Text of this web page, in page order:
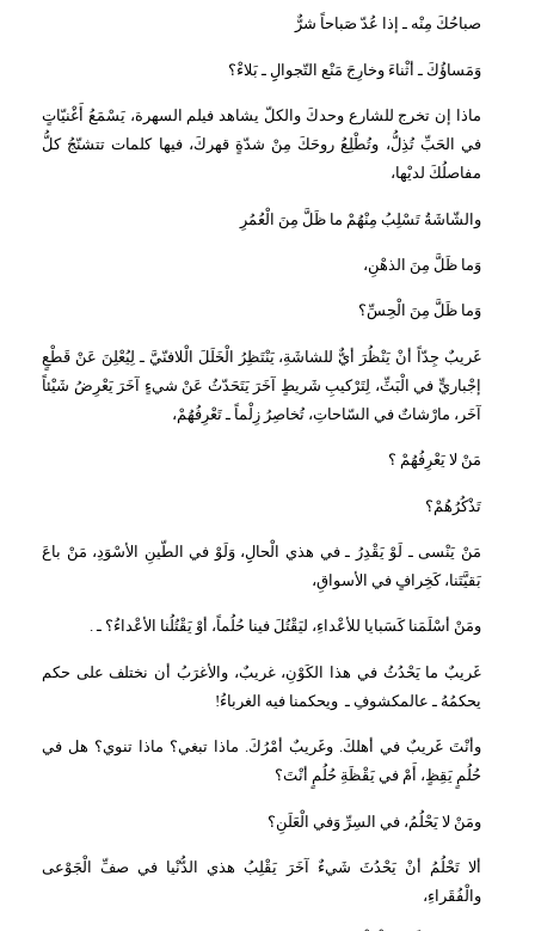
صباحُكَ مِنْه ـ إذا عُدّ صَباحاً شرٌّ
وَمَساؤُكَ ـ أثْناءَ وخارِجَ مَنْع التّجوالِِ ـ بَلاءْ؟
ماذا إن تخرج للشارع وحدكَ والكلّ يشاهد فيلم السهرة، يَسْمَعُ أَغْنيّاتٍ
في الحَبِّ تُذِلُّ، وتُطْلِعُ روحَكَ مِنْ شدّةٍ قهركَ، فيها كلمات تتشنّجُ كلُّ
مفاصلُكَ لديْها،
والشّاشَةُ تَسْلِبُ مِنْهُمْ ما ظَلَّ مِنَ الْعُمُرِ
وَما ظَلَّ مِنَ الذهْنِ،
وَما ظَلَّ مِنَ الْحِسِّ؟
غَريبٌ جِدّاً أنْ يَنْظُرَ أيٌّ للشاشَةِ، يَنْتَظِرُ الْخَلَلَ الْلافنّيَّ ـ لِيُعْلِنَ عَنْ قَطْعٍ
إجْباريٍّ في الْبَثِّ، لِتَرْكيبِ شَريطٍ آخَرَ يَتَحَدّثُ عَنْ شيءٍ آخَرَ يَعْرِضُ شَيْئاً
آخَر، مارْشاتٌ في السّاحاتِ، تُخاصِرُ زِلْماً ـ تَعْرِفُهُمْ،
مَنْ لا يَعْرِفُهُمْ ؟
تَذْكُرُهُمْ؟
مَنْ يَنْسى ـ لَوْ يَقْدِرُ ـ في هذي الْحالِِ، وَلَوْ في الطّينِ الأسْوَدِ، مَنْ باعَ
بَقيَّتَنا، كَخِرافٍ في الأسواقِ،
ومَنْ أسْلَمَنا كَسَبايا للأعْداءِ، ليَقْتُلَ فينا حُلُماً، أوْ يَقْتُلُنا الأعْداءُ؟ ـ.
غَريبٌ ما يَحْدُثُ في هذا الكَوْنِ، غريبٌ، والأغرَبُ أن نختلف على حكم
يحكمُهُ ـ عالمكشوفِ ـ ويحكمنا فيه الغرباءُ!
وأنْتَ غَريبٌ في أهلكَ. وغَريبٌ أمْرُكَ. ماذا تبغي؟ ماذا تنوي؟ هل في
حُلُمٍ يَقِظٍ، أَمْ في يَقْظَةِ حُلُمٍ أنْتَ؟
ومَنْ لا يَحْلُمُ، في السِرِّ وَفي الْعَلَنِ؟
ألا تَحْلُمُ أنْ يَحْدُثَ شَيءٌ آخَرَ يَقْلِبُ هذي الدُّنْيا في صفِّ الْجَوْعى
والْفُقَراءِ،